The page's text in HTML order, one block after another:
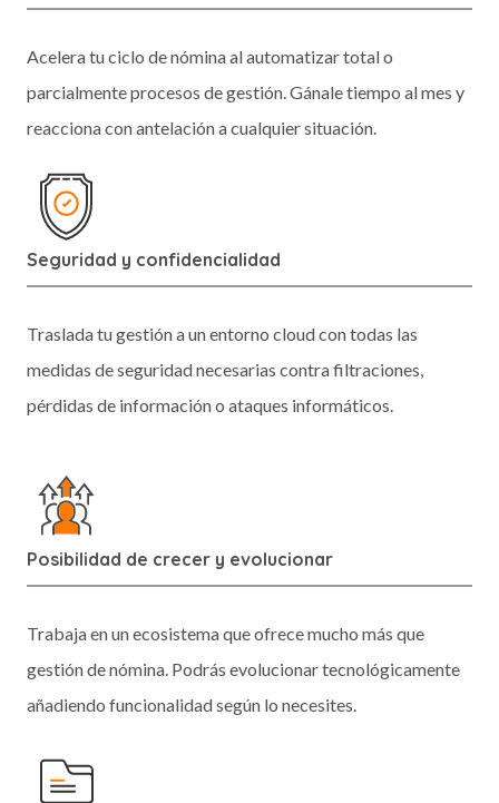
Acelera tu ciclo de nómina al automatizar total o
parcialmente procesos de gestión. Gánale tiempo al mes y
reacciona con antelación a cualquier situación.
Seguridad y confidencialidad
Traslada tu gestión a un entorno cloud con todas las
medidas de seguridad necesarias contra filtraciones,
pérdidas de información o ataques informáticos.
Posibilidad de crecer y evolucionar
Trabaja en un ecosistema que ofrece mucho más que
gestión de nómina. Podrás evolucionar tecnológicamente
añadiendo funcionalidad según lo necesites.